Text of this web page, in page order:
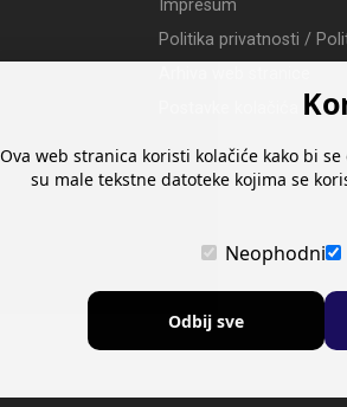
Impresum
Politika privatnosti /
Ova web stranica koristi kolačiće kako bi
su male tekstne datoteke kojima se
Neophodni
Odbij sve